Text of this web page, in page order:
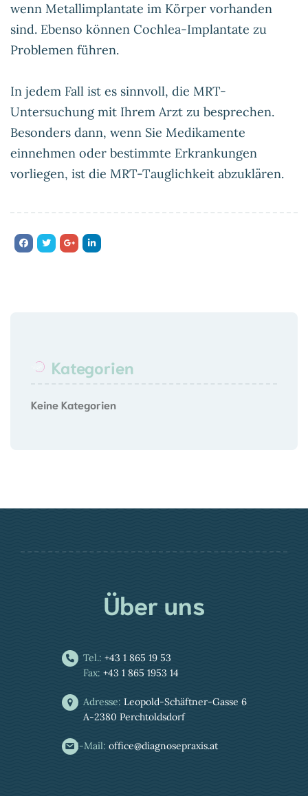
wenn Metallimplantate im Körper vorhanden
sind. Ebenso können Cochlea-Implantate zu
Problemen führen.
In jedem Fall ist es sinnvoll, die MRT-
Untersuchung mit Ihrem Arzt zu besprechen.
Besonders dann, wenn Sie Medikamente
einnehmen oder bestimmte Erkrankungen
vorliegen, ist die MRT-Tauglichkeit abzuklären.
Kategorien
Keine Kategorien
Über uns
Tel.: +43 1 865 19 53
Fax: +43 1 865 1953 14
Adresse: Leopold-Schäftner-Gasse 6
A-2380 Perchtoldsdorf
E-Mail: office@diagnosepraxis.at